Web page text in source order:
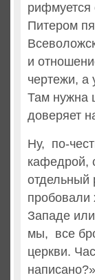
рифмуется
Питером
и
чертежи, а
Там нужна
доверяет
Ну, по-
кафедрой,
отдельный
пробовали
Западе
мы, все
церкви.